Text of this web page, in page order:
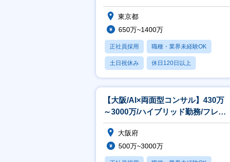
あり
東京都
650万~1400万
正社員採用 職種・業界未経験OK
土日祝休み 休日120日以上
転勤なし
【大阪/AI×両面型コンサル】430万
～3000万/ハイブリッド勤務/フレッ
クス制度/残業平均20h
大阪府
500万~3000万